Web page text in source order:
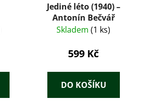
Jediné léto (1940) –
Antonín Bečvář
Skladem (1 ks)
599 Kč
DO KOŠÍKU